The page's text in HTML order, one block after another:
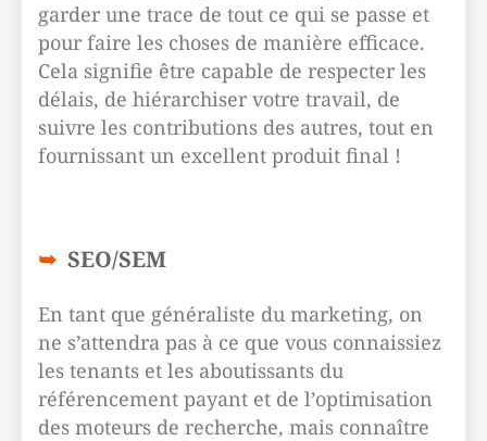
garder une trace de tout ce qui se passe et
pour faire les choses de manière efficace.
Cela signifie être capable de respecter les
délais, de hiérarchiser votre travail, de
suivre les contributions des autres, tout en
fournissant un excellent produit final !
SEO/SEM
En tant que généraliste du marketing, on
ne s’attendra pas à ce que vous connaissiez
les tenants et les aboutissants du
référencement payant et de l’optimisation
des moteurs de recherche, mais connaître